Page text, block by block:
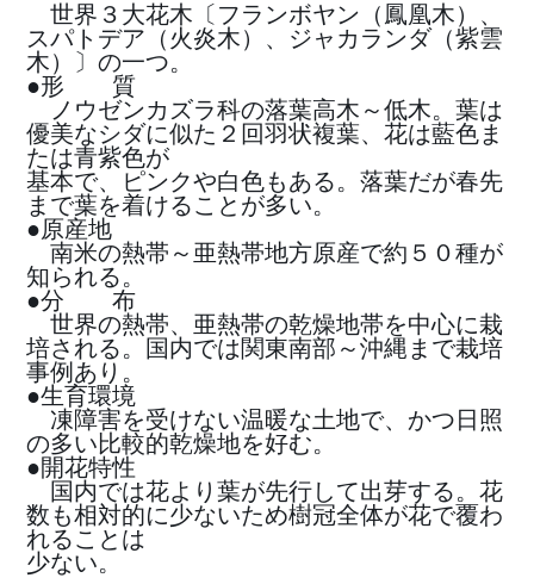
世界３大花木〔フランボヤン（鳳凰木）、
スパト­デア（火炎木）、ジャカランダ（紫雲
木）〕の一つ。
●形 質
ノウゼンカズラ科の落葉高木～低木。葉は
優美なシダに似た２回羽状複葉、花は藍色ま
たは青紫色が
基本で、ピンクや白色もある。落葉だが春先
まで葉を着けることが多い。
●原産地
南米の熱帯～亜熱帯地方原産で約５０種が
知られる。
●分 布
世界の熱帯、亜熱帯の乾燥地帯を中心に栽
培される。国内では関東南部～沖縄まで栽培
事例あり。
●生育環境
凍障害を受けない温暖な土地で、かつ日照
の多い比較的乾燥地を好む。
●開花特性
国内では花より葉が先行して出芽する。花
数も相対的に少ないため樹冠全体が花で覆わ
れることは
少ない。